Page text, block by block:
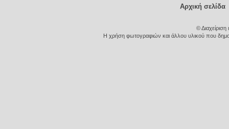
Αρχική σελίδα
©
Η χρήση φωτογραφιών και άλλου υλικού που